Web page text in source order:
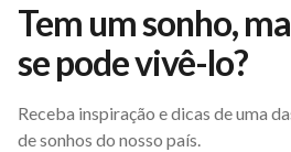
Tem um sonho,
se pode vivê-lo?
Receba inspiração e dicas de uma
de sonhos do nosso país.